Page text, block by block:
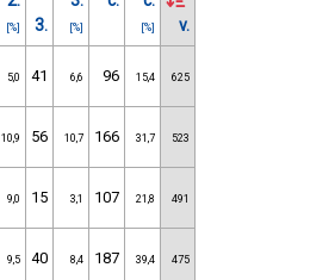
[%] 3. [%] [%] v.
5,0 41 6,6 96 15,4 625
10,9 56 10,7 166 31,7 523
9,0 15 3,1 107 21,8 491
9,5 40 8,4 187 39,4 475